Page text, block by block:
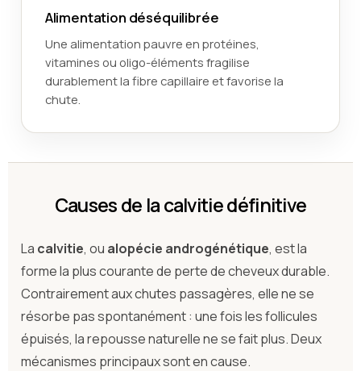
Alimentation déséquilibrée
Une alimentation pauvre en protéines,
vitamines ou oligo-éléments fragilise
durablement la fibre capillaire et favorise la
chute.
Causes de la calvitie définitive
La calvitie, ou alopécie androgénétique, est la
forme la plus courante de perte de cheveux durable.
Contrairement aux chutes passagères, elle ne se
résorbe pas spontanément : une fois les follicules
épuisés, la repousse naturelle ne se fait plus. Deux
mécanismes principaux sont en cause.